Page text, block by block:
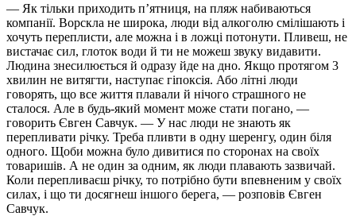
— Як тільки приходить п’ятниця, на пляж набиваються
компанії. Ворскла не широка, люди від алкоголю смілішають і
хочуть переплисти, але можна і в ложці потонути. Пливеш, не
вистачає сил, глоток води й ти не можеш звуку видавити.
Людина знесилюється й одразу йде на дно. Якщо протягом 3
хвилин не витягти, наступає гіпоксія. Або літні люди
говорять, що все життя плавали й нічого страшного не
сталося. Але в будь-який момент може стати погано, —
говорить Євген Савчук. — У нас люди не знають як
перепливати річку. Треба пливти в одну шеренгу, один біля
одного. Щоби можна було дивитися по сторонах на своїх
товаришів. А не один за одним, як люди плавають зазвичай.
Коли перепливаєш річку, то потрібно бути впевненим у своїх
силах, і що ти досягнеш іншого берега, — розповів Євген
Савчук.